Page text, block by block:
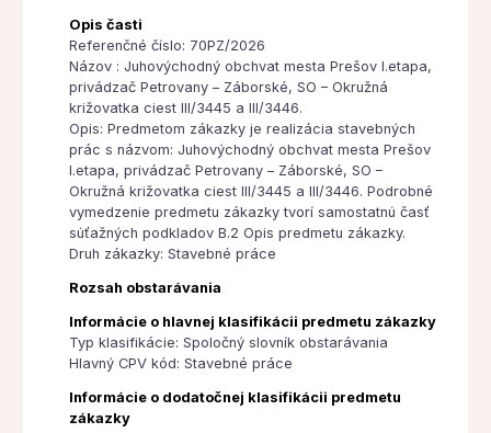
Opis časti
Referenčné číslo: 70PZ/2026
Názov : Juhovýchodný obchvat mesta Prešov I.etapa,
privádzač Petrovany – Záborské, SO – Okružná
križovatka ciest III/3445 a III/3446.
Opis: Predmetom zákazky je realizácia stavebných
prác s názvom: Juhovýchodný obchvat mesta Prešov
I.etapa, privádzač Petrovany – Záborské, SO –
Okružná križovatka ciest III/3445 a III/3446. Podrobné
vymedzenie predmetu zákazky tvorí samostatnú časť
súťažných podkladov B.2 Opis predmetu zákazky.
Druh zákazky: Stavebné práce
Rozsah obstarávania
Informácie o hlavnej klasifikácii predmetu zákazky
Typ klasifikácie: Spoločný slovník obstarávania
Hlavný CPV kód: Stavebné práce
Informácie o dodatočnej klasifikácii predmetu
zákazky